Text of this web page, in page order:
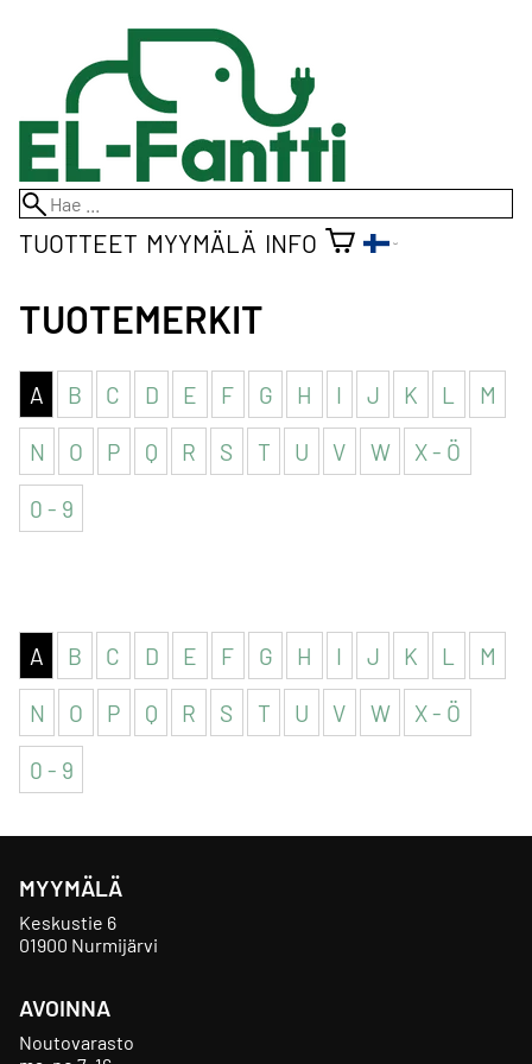
TUOTTEET MYYMÄLÄ INFO
TUOTEMERKIT
A B C D E F G H I J K L M
N O P Q R S T U V W X - Ö
0 - 9
A B C D E F G H I J K L M
N O P Q R S T U V W X - Ö
0 - 9
MYYMÄLÄ
Keskustie 6
01900 Nurmijärvi
AVOINNA
Noutovarasto